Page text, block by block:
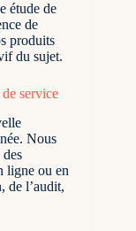
étude de
de
produits
du sujet.
service
Nous
ligne ou en
de l’audit,